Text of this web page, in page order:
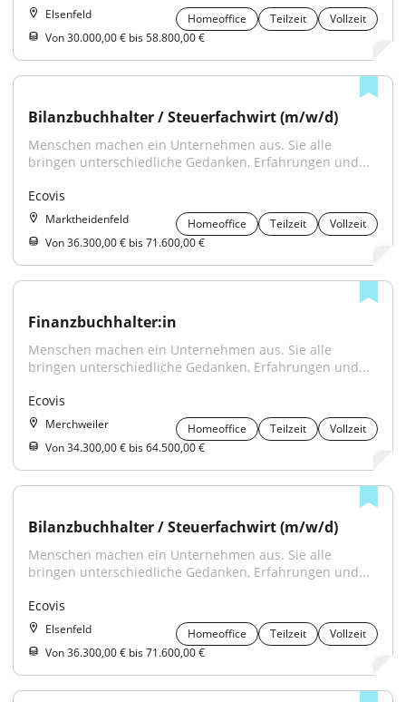
Elsenfeld Homeoffice Teilzeit
Vollzeit
Von 30.000,00 € bis 58.800,00 €
Bilanzbuchhalter / Steuerfachwirt (m/w/d)
Menschen machen ein Unternehmen aus. Sie alle
bringen unterschiedliche Gedanken, Erfahrungen und...
Ecovis
Marktheidenfeld Homeoffice Teilzeit
Vollzeit
Von 36.300,00 € bis 71.600,00 €
Finanzbuchhalter:in
Menschen machen ein Unternehmen aus. Sie alle
bringen unterschiedliche Gedanken, Erfahrungen und...
Ecovis
Merchweiler Homeoffice Teilzeit
Vollzeit
Von 34.300,00 € bis 64.500,00 €
Bilanzbuchhalter / Steuerfachwirt (m/w/d)
Menschen machen ein Unternehmen aus. Sie alle
bringen unterschiedliche Gedanken, Erfahrungen und...
Ecovis
Elsenfeld Homeoffice Teilzeit
Vollzeit
Von 36.300,00 € bis 71.600,00 €